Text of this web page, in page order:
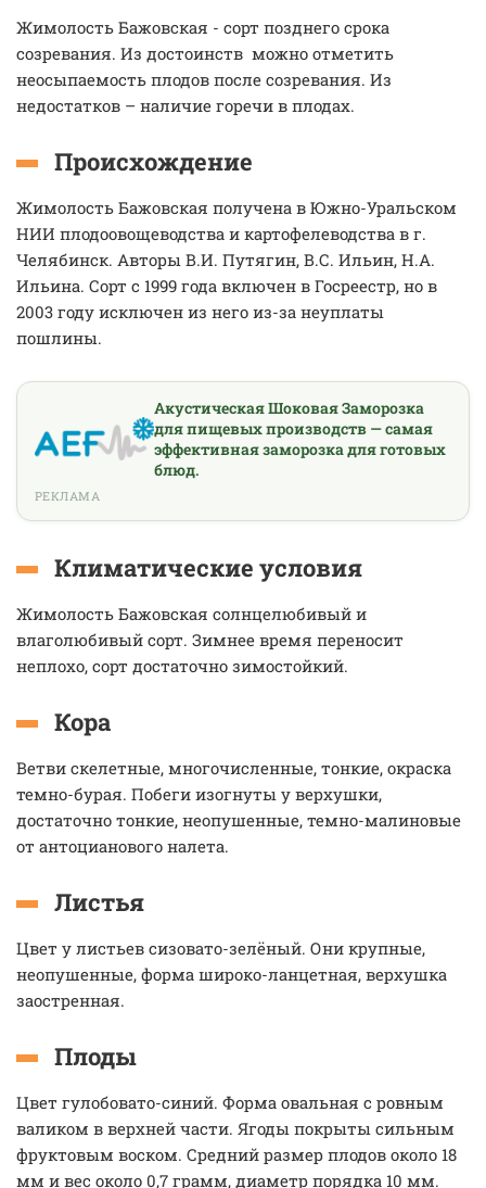
Жимолость Бажовская - сорт позднего срока
созревания. Из достоинств можно отметить
неосыпаемость плодов после созревания. Из
недостатков – наличие горечи в плодах.
Происхождение
Жимолость Бажовская получена в Южно-Уральском
НИИ плодоовощеводства и картофелеводства в г.
Челябинск. Авторы В.И. Путягин, В.С. Ильин, Н.А.
Ильина. Сорт с 1999 года включен в Госреестр, но в
2003 году исключен из него из-за неуплаты
пошлины.
Акустическая Шоковая Заморозка
для пищевых производств — самая
эффективная заморозка для готовых
блюд.
РЕКЛАМА
Климатические условия
Жимолость Бажовская солнцелюбивый и
влаголюбивый сорт. Зимнее время переносит
неплохо, сорт достаточно зимостойкий.
Кора
Ветви скелетные, многочисленные, тонкие, окраска
темно-бурая. Побеги изогнуты у верхушки,
достаточно тонкие, неопушенные, темно-малиновые
от антоцианового налета.
Листья
Цвет у листьев сизовато-зелёный. Они крупные,
неопушенные, форма широко-ланцетная, верхушка
заостренная.
Плоды
Цвет гулобовато-синий. Форма овальная с ровным
валиком в верхней части. Ягоды покрыты сильным
фруктовым воском. Средний размер плодов около 18
мм и вес около 0,7 грамм, диаметр порядка 10 мм.